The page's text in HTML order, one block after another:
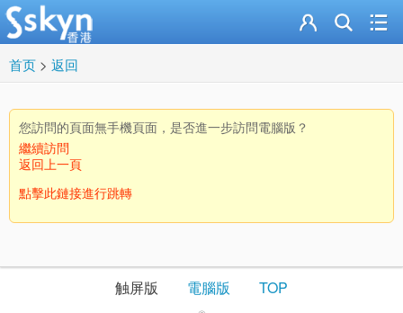
首页 > 返回
您訪問的頁面無手機頁面，是否進一步訪問電腦版？
繼續訪問
返回上一頁
點擊此鏈接進行跳轉
触屏版 電腦版 TOP